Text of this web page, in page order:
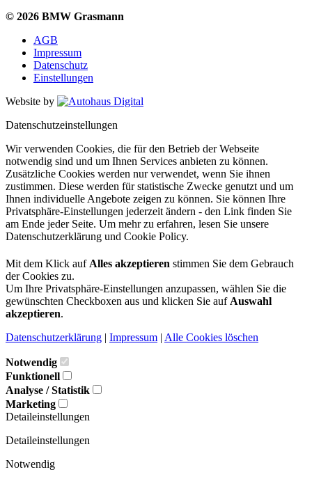
© 2026 BMW Grasmann
AGB
Impressum
Datenschutz
Einstellungen
Website by
Datenschutzeinstellungen
Wir verwenden Cookies, die für den Betrieb der Webseite
notwendig sind und um Ihnen Services anbieten zu können.
Zusätzliche Cookies werden nur verwendet, wenn Sie ihnen
zustimmen. Diese werden für statistische Zwecke genutzt und um
Ihnen individuelle Angebote zeigen zu können. Sie können Ihre
Privatsphäre-Einstellungen jederzeit ändern - den Link finden Sie
am Ende jeder Seite. Um mehr zu erfahren, lesen Sie unsere
Datenschutzerklärung und Cookie Policy.
Mit dem Klick auf Alles akzeptieren stimmen Sie dem Gebrauch
der Cookies zu.
Um Ihre Privatsphäre-Einstellungen anzupassen, wählen Sie die
gewünschten Checkboxen aus und klicken Sie auf Auswahl
akzeptieren.
Datenschutzerklärung | Impressum | Alle Cookies löschen
Notwendig
Funktionell
Analyse / Statistik
Marketing
Detaileinstellungen
Detaileinstellungen
Notwendig